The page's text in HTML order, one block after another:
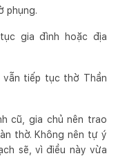
phụng.
gia đình hoặc địa
vẫn tiếp tục thờ Thần
cũ, gia chủ nên trao
thờ. Không nên tự ý
sẽ, vì điều này vừa